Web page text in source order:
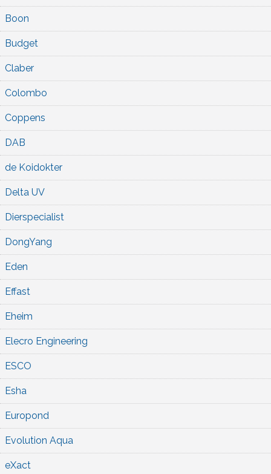
Boon
Budget
Claber
Colombo
Coppens
DAB
de Koidokter
Delta UV
Dierspecialist
DongYang
Eden
Effast
Eheim
Elecro Engineering
ESCO
Esha
Europond
Evolution Aqua
eXact